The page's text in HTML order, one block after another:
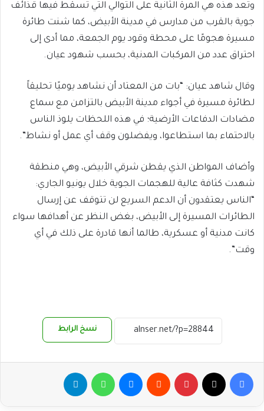
وتعد هذه هي المرة الثانية على التوالي التي تسقط فيها قذائف
جوية بالقرب من مدارس في مدينة الأبيض، كما شنت طائرة
مسيرة هجومًا على محطة وقود يوم الجمعة، مما أدى إلى
احتراق عدد من المركبات المدنية، بحسب شهود عيان.
وقال شاهد عيان: “بات من المعتاد أن نشاهد يوميًا تحليقاً
لطائرة مسيرة في أجواء مدينة الأبيض بالتزامن مع سماع
مضادات الدفاعات الأرضية؛ في هذه اللحظات يلوذ الناس
بالاحتماء بما استطاعوا، ويفضلون وقف أي عمل أو نشاط”.
وأضاف المواطن الذي يقطن شرقي الأبيض، وهي منطقة
شهدت كثافة عالية للهجمات الجوية خلال يونيو الجاري:
“الناس يعتقدون أن الدعم السريع لن تتوقف عن إرسال
الطائرات المسيرة إلى الأبيض، بغض النظر عن أهدافها سواء
كانت مدنية أو عسكرية، طالما أنها قادرة على ذلك في أي
وقت”.
نسخ الرابط
فيسبوك بينتيريست ماسنجر واتساب